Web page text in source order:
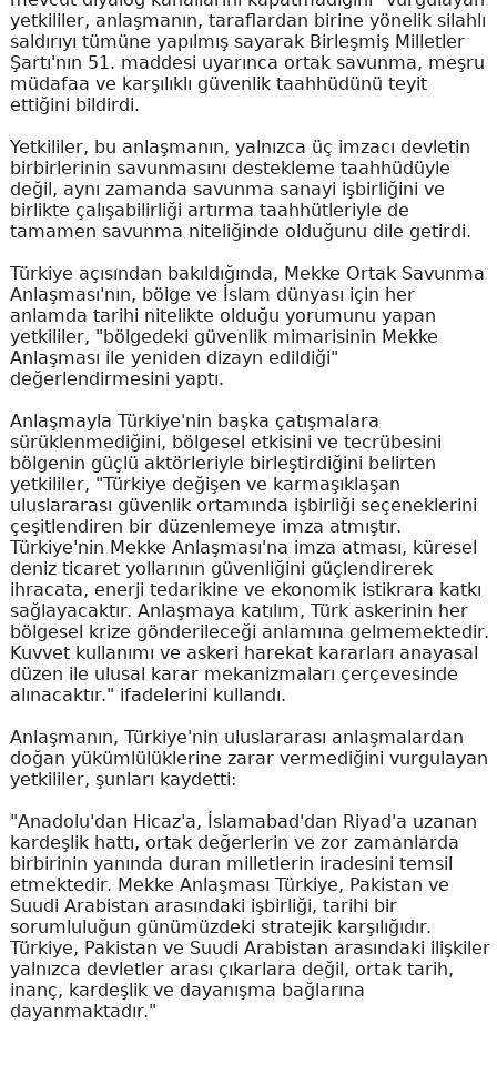
yetkililer, anlaşmanın, taraflardan birine yönelik silahlı
saldırıyı tümüne yapılmış sayarak Birleşmiş Milletler
Şartı'nın 51. maddesi uyarınca ortak savunma, meşru
müdafaa ve karşılıklı güvenlik taahhüdünü teyit
ettiğini bildirdi.
Yetkililer, bu anlaşmanın, yalnızca üç imzacı devletin
birbirlerinin savunmasını destekleme taahhüdüyle
değil, aynı zamanda savunma sanayi işbirliğini ve
birlikte çalışabilirliği artırma taahhütleriyle de
tamamen savunma niteliğinde olduğunu dile getirdi.
Türkiye açısından bakıldığında, Mekke Ortak Savunma
Anlaşması'nın, bölge ve İslam dünyası için her
anlamda tarihi nitelikte olduğu yorumunu yapan
yetkililer, "bölgedeki güvenlik mimarisinin Mekke
Anlaşması ile yeniden dizayn edildiği"
değerlendirmesini yaptı.
Anlaşmayla Türkiye'nin başka çatışmalara
sürüklenmediğini, bölgesel etkisini ve tecrübesini
bölgenin güçlü aktörleriyle birleştirdiğini belirten
yetkililer, "Türkiye değişen ve karmaşıklaşan
uluslararası güvenlik ortamında işbirliği seçeneklerini
çeşitlendiren bir düzenlemeye imza atmıştır.
Türkiye'nin Mekke Anlaşması'na imza atması, küresel
deniz ticaret yollarının güvenliğini güçlendirerek
ihracata, enerji tedarikine ve ekonomik istikrara katkı
sağlayacaktır. Anlaşmaya katılım, Türk askerinin her
bölgesel krize gönderileceği anlamına gelmemektedir.
Kuvvet kullanımı ve askeri harekat kararları anayasal
düzen ile ulusal karar mekanizmaları çerçevesinde
alınacaktır." ifadelerini kullandı.
Anlaşmanın, Türkiye'nin uluslararası anlaşmalardan
doğan yükümlülüklerine zarar vermediğini vurgulayan
yetkililer, şunları kaydetti:
"Anadolu'dan Hicaz'a, İslamabad'dan Riyad'a uzanan
kardeşlik hattı, ortak değerlerin ve zor zamanlarda
birbirinin yanında duran milletlerin iradesini temsil
etmektedir. Mekke Anlaşması Türkiye, Pakistan ve
Suudi Arabistan arasındaki işbirliği, tarihi bir
sorumluluğun günümüzdeki stratejik karşılığıdır.
Türkiye, Pakistan ve Suudi Arabistan arasındaki ilişkiler
yalnızca devletler arası çıkarlara değil, ortak tarih,
inanç, kardeşlik ve dayanışma bağlarına
dayanmaktadır."